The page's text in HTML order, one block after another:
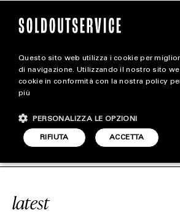
magazine
STYLE
FOOTWEAR
DELLE SCIENZE
latest
Questo sito web utilizza i cookie per
di navigazione. Utilizzando il nostro sito
cookie in conformità con la nostra policy
più
ACCETTA
RIFIUTA
PERSONALIZZA LE OPZIONI